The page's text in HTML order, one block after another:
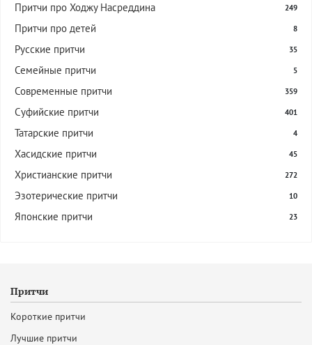
Притчи про Ходжу Насреддина 249
Притчи про детей 8
Русские притчи 35
Семейные притчи 5
Современные притчи 359
Суфийские притчи 401
Татарские притчи 4
Хасидские притчи 45
Христианские притчи 272
Эзотерические притчи 10
Японские притчи 23
Притчи
Короткие притчи
Лучшие притчи